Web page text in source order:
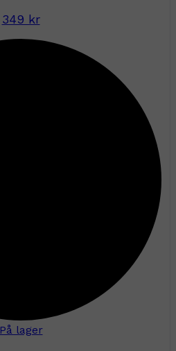
349 kr
På lager